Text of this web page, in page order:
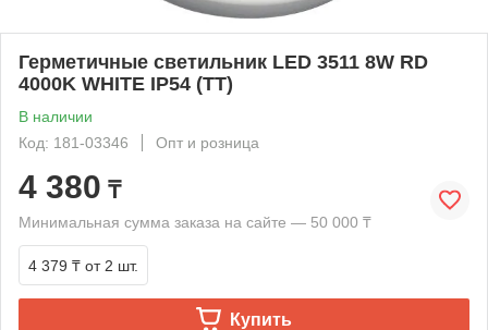
Герметичные светильник LED 3511 8W RD
4000K WHITE IP54 (TT)
В наличии
Код: 181-03346
Опт и розница
4 380 ₸
Минимальная сумма заказа на сайте — 50 000 ₸
4 379 ₸ от 2 шт.
Купить